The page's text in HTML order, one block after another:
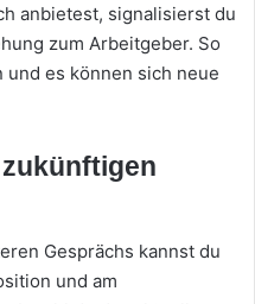
anbietest, signalisierst du
zum Arbeitgeber. So
es können sich neue
Gesprächs kannst du
und am